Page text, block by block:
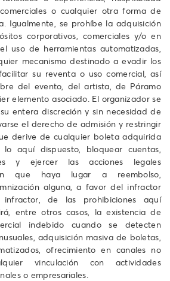
o cualquier otra forma de
Igualmente, se prohíbe la adquisición
corporativos, comerciales y/o en
uso de herramientas automatizadas,
mecanismo destinado a evadir los
su reventa o uso comercial, así
del evento, del artista, de Páramo
elemento asociado. El organizador se
entera discreción y sin necesidad de
el derecho de admisión y restringir
derive de cualquier boleta adquirida
aquí dispuesto, bloquear cuentas,
y ejercer las acciones legales
que haya lugar a reembolso,
alguna, a favor del infractor
de las prohibiciones aquí
entre otros casos, la existencia de
indebido cuando se detecten
adquisición masiva de boletas,
ofrecimiento en canales no
vinculación con actividades
o empresariales.